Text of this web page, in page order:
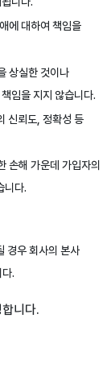
에 대하여 책임을
상실한 것이나
임을 지지 않습니다.
신뢰도, 정확성 등
손해 가운데 가입자의
니다.
경우 회사의 본사
.
니다.